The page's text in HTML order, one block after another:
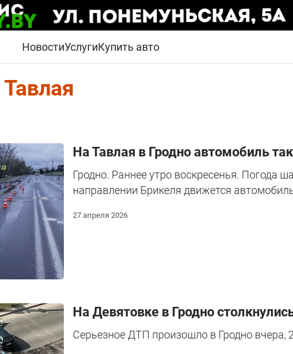
НовостиУслугиКупить авто
Тавлая
На Тавлая в Гродно автомобиль
Гродно. Раннее утро воскресенья. Погода
направлении Брикеля движется
27 апреля 2026
На Девятовке в Гродно
Серьезное ДТП произошло в Гродно вчера,